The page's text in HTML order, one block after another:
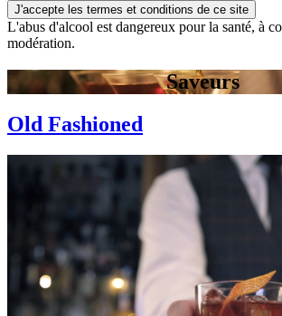
J'accepte les termes et conditions de ce site
L'abus d'alcool est dangereux pour la santé, à
modération.
Saveurs
Old Fashioned